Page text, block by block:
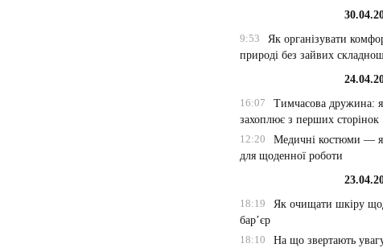
9:53
Як організувати
природі без зайвих
16:07
Тимчасова дружина:
захоплює з перших сторінок
12:20
Медичні костюми —
для щоденної роботи
18:19
Як очищати шкіру
бар’єр
18:10
На що звертають